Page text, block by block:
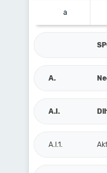
a
A.
A.I.
A.I.1.